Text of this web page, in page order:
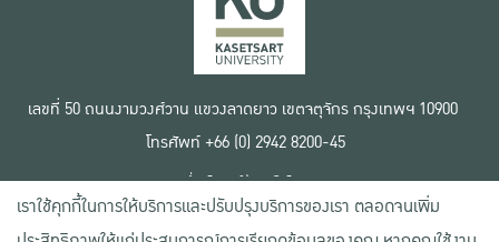
เลขที่ 50 ถนนงามวงศ์วาน แขวงลาดยาว เขตจตุจักร กรุงเทพฯ 10900
โทรศัพท์ +66 (0) 2942 8200-45
เงื่อนไขการใช้งานเว็บไซต์
ข้อตกลงด้านสิทธิ์ใช้งาน
นโยบายความเป็นส่วนตัว
เราใช้คุกกี้ในการให้บริการและปรับปรุงบริการของเรา ตลอดจนเพิ่ม